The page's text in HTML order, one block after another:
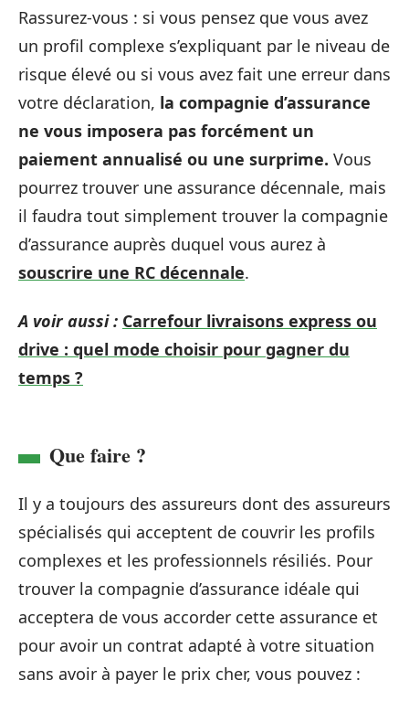
Rassurez-vous : si vous pensez que vous avez
un profil complexe s’expliquant par le niveau de
risque élevé ou si vous avez fait une erreur dans
votre déclaration, la compagnie d’assurance
ne vous imposera pas forcément un
paiement annualisé ou une surprime. Vous
pourrez trouver une assurance décennale, mais
il faudra tout simplement trouver la compagnie
d’assurance auprès duquel vous aurez à
souscrire une RC décennale.
A voir aussi : Carrefour livraisons express ou
drive : quel mode choisir pour gagner du
temps ?
Que faire ?
Il y a toujours des assureurs dont des assureurs
spécialisés qui acceptent de couvrir les profils
complexes et les professionnels résiliés. Pour
trouver la compagnie d’assurance idéale qui
acceptera de vous accorder cette assurance et
pour avoir un contrat adapté à votre situation
sans avoir à payer le prix cher, vous pouvez :